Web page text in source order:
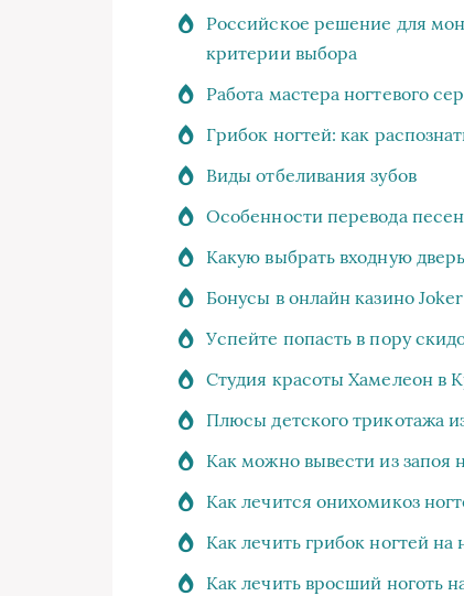
Российское решение для
критерии выбора
Работа мастера ногтевого
Грибок ногтей: как
Виды отбеливания зубов
Особенности перевода песен
Какую выбрать входную
Бонусы в онлайн казино Joker
Успейте попасть в пору
Студия красоты Хамелеон в
Плюсы детского трикотажа
Как можно вывести из запоя
Как лечится онихомикоз
Как лечить грибок ногтей
Как лечить вросший ноготь